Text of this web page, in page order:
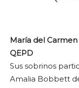
María del
QEPD
Sus sobrinos
Amalia Bobbett